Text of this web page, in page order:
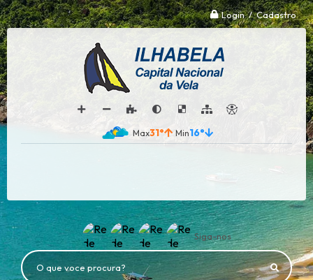
Login / Cadastro
31° 16°
Siga-nos
O que voce procura?